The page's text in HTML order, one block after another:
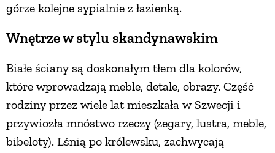
górze kolejne sypialnie z łazienką.
Wnętrze w stylu skandynawskim
Białe ściany są doskonałym tłem dla kolorów,
które wprowadzają meble, detale, obrazy. Część
rodziny przez wiele lat mieszkała w Szwecji i
przywiozła mnóstwo rzeczy (zegary, lustra, meble,
bibeloty). Lśnią po królewsku, zachwycają